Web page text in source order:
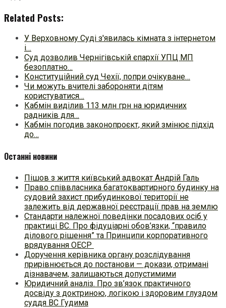
Related Posts:
У Верховному Суді з'явилась кімната з інтернетом
і…
Суд дозволив Чернігівській єпархії УПЦ МП
безоплатно…
Конституційний суд Чехії, попри очікуване…
Чи можуть вчителі забороняти дітям
користуватися…
Кабмін виділив 113 млн грн на юридичних
радників для…
Кабмін погодив законопроєкт, який змінює підхід
до…
Останні новини
Пішов з життя київський адвокат Андрій Галь
Право співвласника багатоквартирного будинку на
судовий захист прибудинкової території не
залежить від державної реєстрації прав на землю
Стандарти належної поведінки посадових осіб у
практиці ВC. Про фідуціарні обов’язки, “правило
ділового рішення” та Принципи корпоративного
врядування ОЕСР
Доручення керівника органу розслідування
прирівнюється до постанови — докази, отримані
дізнавачем, залишаються допустимими
Юридичний аналіз. Про зв’язок практичного
досвіду з доктриною, логікою і здоровим глуздом
суддя ВС Гудима